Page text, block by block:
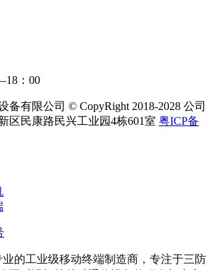
：00
备有限公司 © CopyRight 2018-2028 公司
区民康路民兴工业园4栋601室 粤ICP备
的工业级移动终端制造商，专注于三防